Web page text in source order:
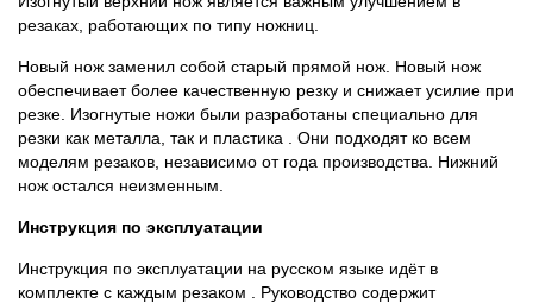
резаках, работающих по типу ножниц.
Новый нож заменил собой старый прямой нож. Новый нож
обеспечивает более качественную резку и снижает усилие при
резке. Изогнутые ножи были разработаны специально для
резки как металла, так и пластика . Они подходят ко всем
моделям резаков, независимо от года производства. Нижний
нож остался неизменным.
Инструкция по эксплуатации
Инструкция по эксплуатации на русском языке идёт в
комплекте с каждым резаком . Руководство содержит